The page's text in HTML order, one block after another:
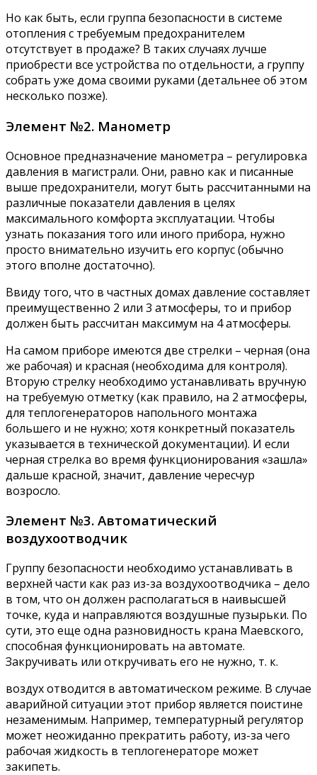
Но как быть, если группа безопасности в системе
отопления с требуемым предохранителем
отсутствует в продаже? В таких случаях лучше
приобрести все устройства по отдельности, а группу
собрать уже дома своими руками (детальнее об этом
несколько позже).
Элемент №2. Манометр
Основное предназначение манометра – регулировка
давления в магистрали. Они, равно как и писанные
выше предохранители, могут быть рассчитанными на
различные показатели давления в целях
максимального комфорта эксплуатации. Чтобы
узнать показания того или иного прибора, нужно
просто внимательно изучить его корпус (обычно
этого вполне достаточно).
Ввиду того, что в частных домах давление составляет
преимущественно 2 или 3 атмосферы, то и прибор
должен быть рассчитан максимум на 4 атмосферы.
На самом приборе имеются две стрелки – черная (она
же рабочая) и красная (необходима для контроля).
Вторую стрелку необходимо устанавливать вручную
на требуемую отметку (как правило, на 2 атмосферы,
для теплогенераторов напольного монтажа
большего и не нужно; хотя конкретный показатель
указывается в технической документации). И если
черная стрелка во время функционирования «зашла»
дальше красной, значит, давление чересчур
возросло.
Элемент №3. Автоматический
воздухоотводчик
Группу безопасности необходимо устанавливать в
верхней части как раз из-за воздухоотводчика – дело
в том, что он должен располагаться в наивысшей
точке, куда и направляются воздушные пузырьки. По
сути, это еще одна разновидность крана Маевского,
способная функционировать на автомате.
Закручивать или откручивать его не нужно, т. к.
воздух отводится в автоматическом режиме. В случае
аварийной ситуации этот прибор является поистине
незаменимым. Например, температурный регулятор
может неожиданно прекратить работу, из-за чего
рабочая жидкость в теплогенераторе может
закипеть.